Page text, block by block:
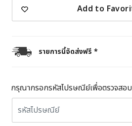
Add to
รายการนี้จัดส่งฟรี *
กรุณากรอกรหัสไปรษณีย์เพื่อตรวจสอบ